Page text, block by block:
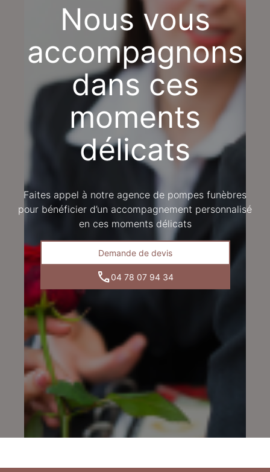
Nous vous
accompagnons
dans ces
moments
délicats
Faites appel à notre agence de pompes funèbres
pour bénéficier d’un accompagnement personnalisé
en ces moments délicats
Demande de devis
04 78 07 94 34